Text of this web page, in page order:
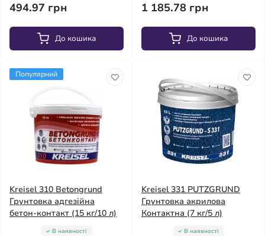
494.97 грн
До кошика
1 185.78 грн
До кошика
Популярний
Kreisel 310 Betongrund
Грунтовка адгезійна
бетон-контакт (15 кг/10 л)
В наявності
Kreisel 331 PUTZGRUND
Грунтовка акрилова
Контактна (7 кг/5 л)
В наявності